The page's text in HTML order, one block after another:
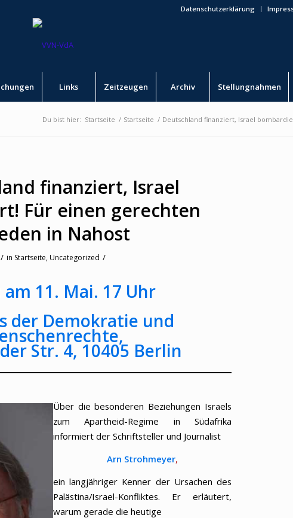
Datenschutzerklärung
Links Zeitzeugen Archiv Stellungnahmen
Du bist hier: Startseite / Startseite / Deutschland finanziert, Israel
finanziert, Israel
Für einen gerechten
in Nahost
/ in Startseite,Uncategorized /
am 11. Mai. 17 Uhr
der Demokratie und
,
Str. 4, 10405 Berlin
Über die besonderen Beziehungen Israels
zum Apartheid-Regime in Südafrika
informiert der Schriftsteller und Journalist
Arn Strohmeyer,
ein langjähriger Kenner der Ursachen des
Palästina/Israel-Konfliktes. Er erläutert,
warum gerade die heutige